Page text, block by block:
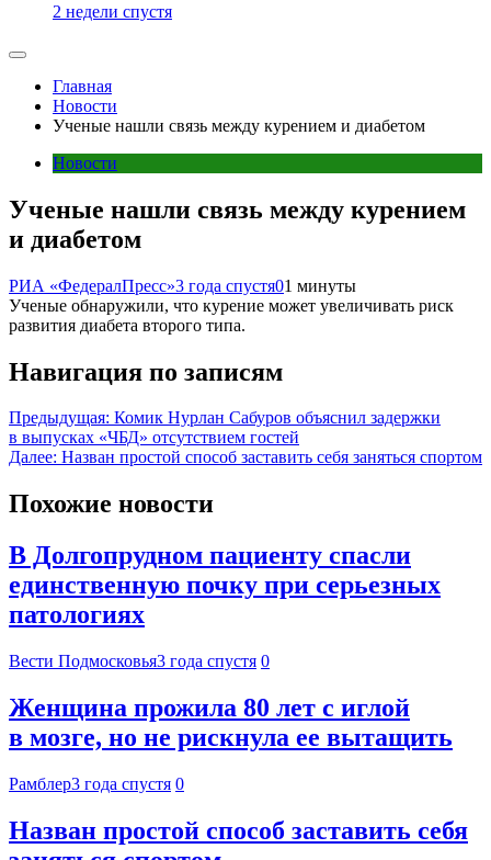
2 недели спустя
Главная
Новости
Ученые нашли связь между курением и диабетом
Новости
Ученые нашли связь между курением
и диабетом
РИА «ФедералПресс»3 года спустя01 минуты
Ученые обнаружили, что курение может увеличивать риск
развития диабета второго типа.
Навигация по записям
Предыдущая: Комик Нурлан Сабуров объяснил задержки
в выпусках «ЧБД» отсутствием гостей
Далее: Назван простой способ заставить себя заняться спортом
Похожие новости
В Долгопрудном пациенту спасли
единственную почку при серьезных
патологиях
Вести Подмосковья3 года спустя 0
Женщина прожила 80 лет с иглой
в мозге, но не рискнула ее вытащить
Рамблер3 года спустя 0
Назван простой способ заставить себя